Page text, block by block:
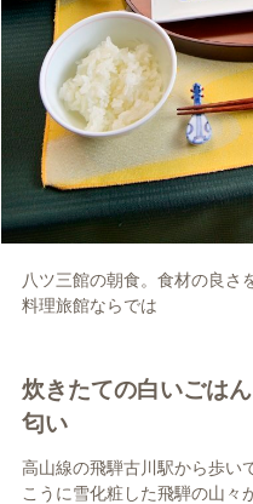
八ツ三館の朝食。食材の良さ
料理旅館ならでは
炊きたての白いごは
匂い
高山線の飛騨古川駅から歩い
こうに雪化粧した飛騨の山々